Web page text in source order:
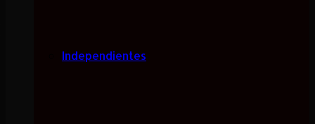
Independientes